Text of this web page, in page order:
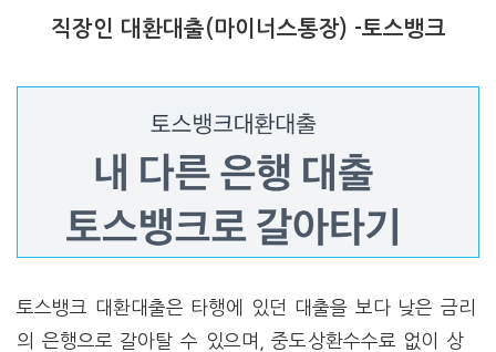
직장인 대환대출(마이너스통장) -토스뱅크
토스뱅크 대환대출은 타행에 있던 대출을 보다 낮은 금리
의 은행으로 갈아탈 수 있으며, 중도상환수수료 없이 상